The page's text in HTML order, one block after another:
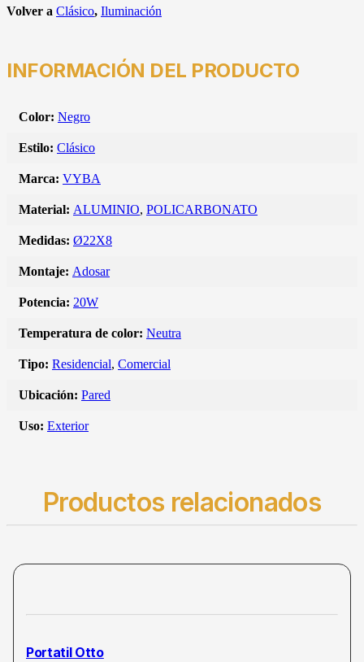
Volver a Clásico, Iluminación
INFORMACIÓN DEL PRODUCTO
Color: Negro
Estilo: Clásico
Marca: VYBA
Material: ALUMINIO, POLICARBONATO
Medidas: Ø22X8
Montaje: Adosar
Potencia: 20W
Temperatura de color: Neutra
Tipo: Residencial, Comercial
Ubicación: Pared
Uso: Exterior
Productos relacionados
Portatil Otto